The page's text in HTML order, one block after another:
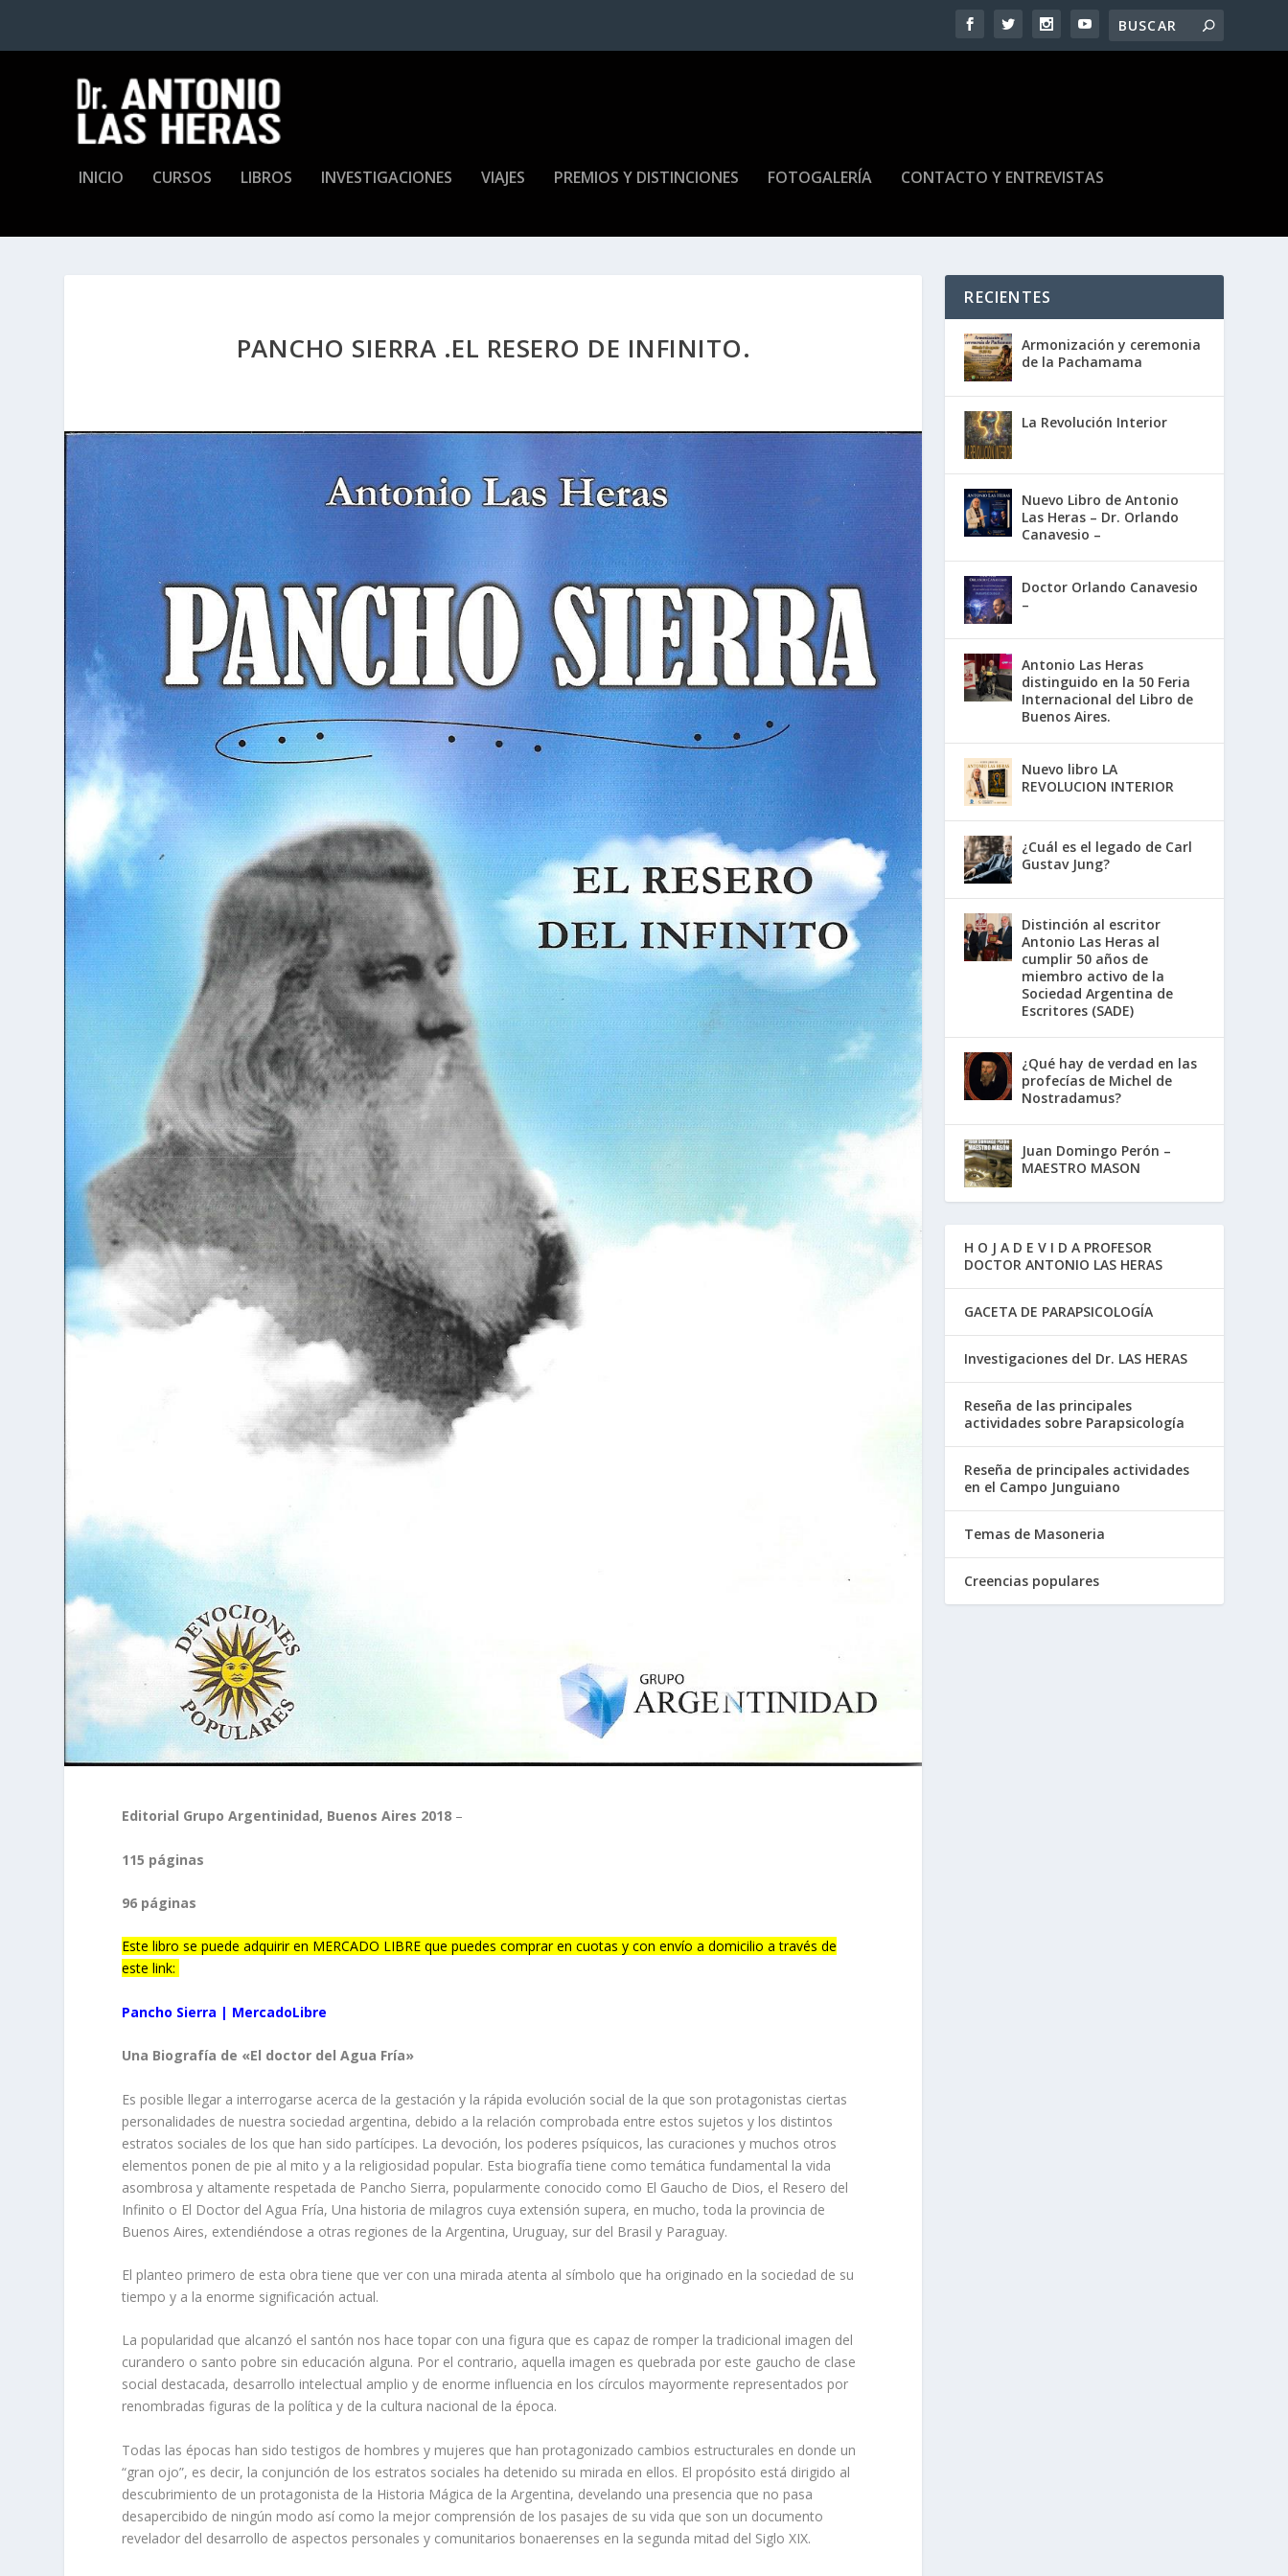
INICIO CURSOS LIBROS INVESTIGACIONES VIAJES PREMIOS Y DISTINCIONES FOTOGALERÍA CONTACTO Y ENTREVISTAS
PANCHO SIERRA .EL RESERO DE INFINITO.
Editorial Grupo Argentinidad, Buenos Aires 2018 –
115 páginas
96 páginas
Este libro se puede adquirir en MERCADO LIBRE que puedes comprar en cuotas y con envío a domicilio a través de
este link:
Pancho Sierra | MercadoLibre
Una Biografía de «El doctor del Agua Fría»
Es posible llegar a interrogarse acerca de la gestación y la rápida evolución social de la que son protagonistas ciertas
personalidades de nuestra sociedad argentina, debido a la relación comprobada entre estos sujetos y los distintos
estratos sociales de los que han sido partícipes. La devoción, los poderes psíquicos, las curaciones y muchos otros
elementos ponen de pie al mito y a la religiosidad popular. Esta biografía tiene como temática fundamental la vida
asombrosa y altamente respetada de Pancho Sierra, popularmente conocido como El Gaucho de Dios, el Resero del
Infinito o El Doctor del Agua Fría, Una historia de milagros cuya extensión supera, en mucho, toda la provincia de
Buenos Aires, extendiéndose a otras regiones de la Argentina, Uruguay, sur del Brasil y Paraguay.
El planteo primero de esta obra tiene que ver con una mirada atenta al símbolo que ha originado en la sociedad de su
tiempo y a la enorme significación actual.
La popularidad que alcanzó el santón nos hace topar con una figura que es capaz de romper la tradicional imagen del
curandero o santo pobre sin educación alguna. Por el contrario, aquella imagen es quebrada por este gaucho de clase
social destacada, desarrollo intelectual amplio y de enorme influencia en los círculos mayormente representados por
renombradas figuras de la política y de la cultura nacional de la época.
Todas las épocas han sido testigos de hombres y mujeres que han protagonizado cambios estructurales en donde un
“gran ojo”, es decir, la conjunción de los estratos sociales ha detenido su mirada en ellos. El propósito está dirigido al
descubrimiento de un protagonista de la Historia Mágica de la Argentina, develando una presencia que no pasa
desapercibido de ningún modo así como la mejor comprensión de los pasajes de su vida que son un documento
revelador del desarrollo de aspectos personales y comunitarios bonaerenses en la segunda mitad del Siglo XIX.
RECIENTES
Armonización y ceremonia
de la Pachamama
La Revolución Interior
Nuevo Libro de Antonio
Las Heras – Dr. Orlando
Canavesio –
Doctor Orlando Canavesio
–
Antonio Las Heras
distinguido en la 50 Feria
Internacional del Libro de
Buenos Aires.
Nuevo libro LA
REVOLUCION INTERIOR
¿Cuál es el legado de Carl
Gustav Jung?
Distinción al escritor
Antonio Las Heras al
cumplir 50 años de
miembro activo de la
Sociedad Argentina de
Escritores (SADE)
¿Qué hay de verdad en las
profecías de Michel de
Nostradamus?
Juan Domingo Perón –
MAESTRO MASON
H O J A D E V I D A PROFESOR
DOCTOR ANTONIO LAS HERAS
GACETA DE PARAPSICOLOGÍA
Investigaciones del Dr. LAS HERAS
Reseña de las principales
actividades sobre Parapsicología
Reseña de principales actividades
en el Campo Junguiano
Temas de Masoneria
Creencias populares